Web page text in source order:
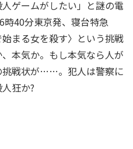
ゲームがしたい」と謎の電
時40分東京発、寝台特急
始まる女を殺す〉という挑戦
本気か。もし本気なら人が
挑戦状が……。犯人は警察に
狂か?